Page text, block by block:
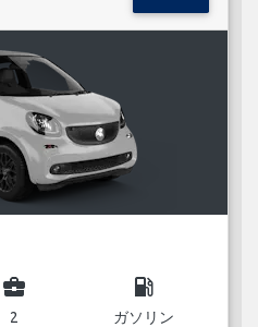
business_center
2
local_gas_station
ガソリン